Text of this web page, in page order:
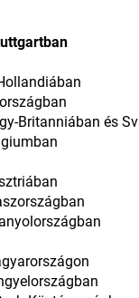
Britanniában és